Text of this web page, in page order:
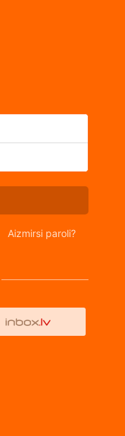
Aizmirsi paroli?